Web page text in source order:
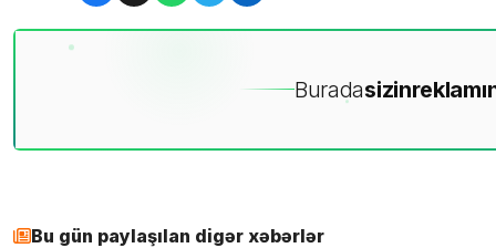
Buradasizin
Bu gün paylaşılan digər xəbərlər